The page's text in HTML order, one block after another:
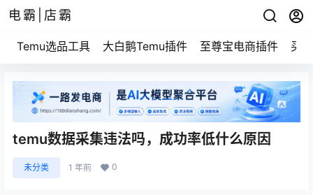
电霸|店霸
Temu选品工具 大白鹅Temu插件 至尊宝电商插件 买
temu数据采集违法吗，成功率低什么原因
未分类 1 年前 0